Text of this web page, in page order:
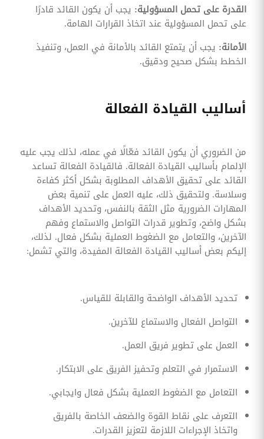
القدرة على تحمل المسؤولية: يجب أن يكون القائد قادرًا
على تحمل المسؤولية عند اتخاذ القرارات الهامة.
الأمانة: يجب أن يتمتع القائد بالأمانة في العمل، وتنفيذ
الخطط بشكل صحيح ودقيق.
أساليب القيادة الفعالة
من الضروري أن يكون القائد فعّالًا في عمله، لذلك يجب عليه
الإلمام بأساليب القيادة الفعالة. فالقيادة الفعالة تساعد
القائد على تحقيق الأهداف المطلوبة بشكل أكثر كفاءة
وسلاسة. ولتحقيق ذلك، عليه العمل على تنمية بعض
المهارات الضرورية مثل الثقة بالنفس، وتحديد الأهداف
بشكل واضح، وتطوير قدرات التواصل والاستماع وفهم
الآخرين، والتعامل مع الضغوط العملية بشكل فعال. لذلك،
إليكم بعض أساليب القيادة الفعالة المفيدة، والتي تشمل:
تحديد الأهداف الواضحة والقابلة للقياس.
التواصل الفعال والاستماع للآخرين.
العمل على تطوير فريق العمل.
الاستمرار في التعلم وتحفيز الفريق على الابتكار.
التعامل مع الضغوط العملية بشكل فعال وايجابي.
التعرف على نقاط القوة والضعف الخاصة بالفريق
واتخاذ الإجراءات اللازمة لتعزيز القدرات.